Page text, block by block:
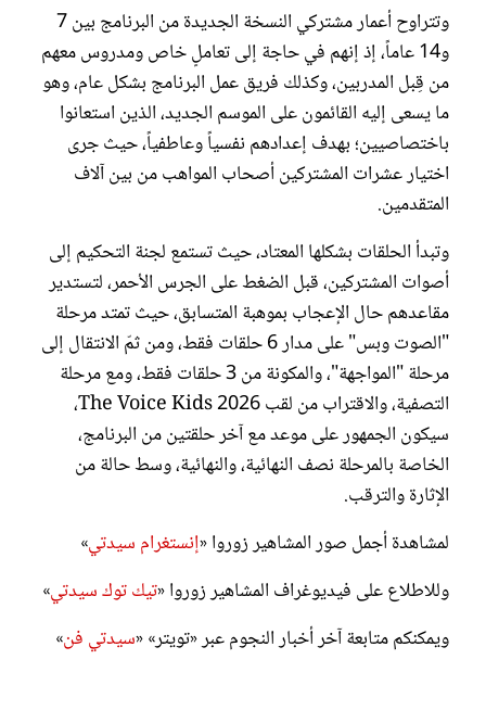
وتتراوح أعمار مشتركي النسخة الجديدة من البرنامج بين 7
و14 عاماً، إذ إنهم في حاجة إلى تعاملٍ خاص ومدروس معهم
من قِبل المدربين، وكذلك فريق عمل البرنامج بشكل عام، وهو
ما يسعى إليه القائمون على الموسم الجديد، الذين استعانوا
باختصاصيين؛ بهدف إعدادهم نفسياً وعاطفياً، حيث جرى
اختيار عشرات المشتركين أصحاب المواهب من بين آلاف
المتقدمين.
وتبدأ الحلقات بشكلها المعتاد، حيث تستمع لجنة التحكيم إلى
أصوات المشتركين، قبل الضغط على الجرس الأحمر، لتستدير
مقاعدهم حال الإعجاب بموهبة المتسابق، حيث تمتد مرحلة
"الصوت وبس" على مدار 6 حلقات فقط، ومن ثمّ الانتقال إلى
مرحلة "المواجهة"، والمكونة من 3 حلقات فقط، ومع مرحلة
التصفية، والاقتراب من لقب 2026 The Voice Kids،
سيكون الجمهور على موعد مع آخر حلقتين من البرنامج،
الخاصة بالمرحلة نصف النهائية، والنهائية، وسط حالة من
الإثارة والترقب.
لمشاهدة أجمل صور المشاهير زوروا «إنستغرام سيدتي»
وللاطلاع على فيديوغراف المشاهير زوروا «تيك توك سيدتي»
ويمكنكم متابعة آخر أخبار النجوم عبر «تويتر» «سيدتي فن»